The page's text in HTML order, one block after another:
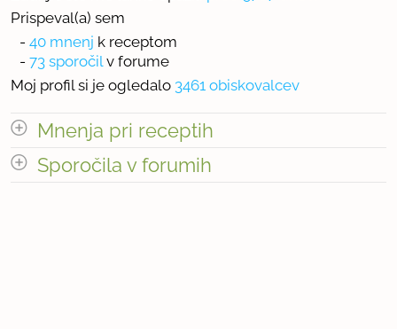
Prispeval(a) sem
- 40 mnenj k receptom
- 73 sporočil v forume
Moj profil si je ogledalo 3461 obiskovalcev
Mnenja pri receptih
odpri vse
Sporočila v forumih